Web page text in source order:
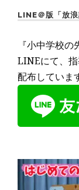
LINE＠版「放浪
『小中学校の
LINEにて、
配布していま